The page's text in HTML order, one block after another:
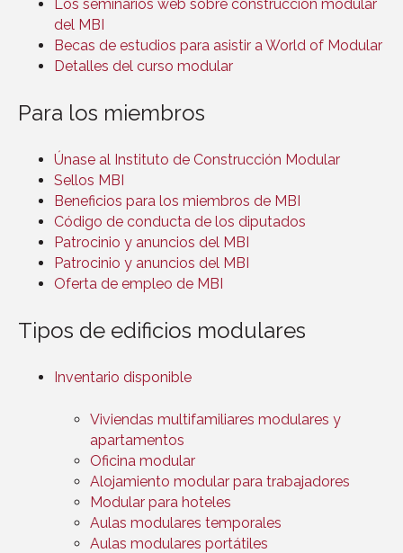
Los seminarios web sobre construcción modular
del MBI
Becas de estudios para asistir a World of Modular
Detalles del curso modular
Para los miembros
Únase al Instituto de Construcción Modular
Sellos MBI
Beneficios para los miembros de MBI
Código de conducta de los diputados
Patrocinio y anuncios del MBI
Patrocinio y anuncios del MBI
Oferta de empleo de MBI
Tipos de edificios modulares
Inventario disponible
Viviendas multifamiliares modulares y
apartamentos
Oficina modular
Alojamiento modular para trabajadores
Modular para hoteles
Aulas modulares temporales
Aulas modulares portátiles